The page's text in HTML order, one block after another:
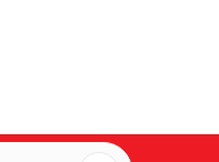
+7 (939) 716-10-06